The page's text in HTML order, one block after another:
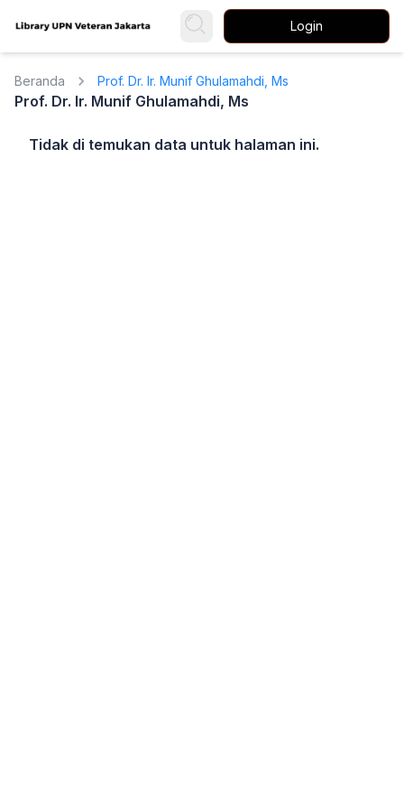
Login
Beranda Prof. Dr. Ir. Munif Ghulamahdi, Ms
Prof. Dr. Ir. Munif Ghulamahdi, Ms
Tidak di temukan data untuk halaman ini.